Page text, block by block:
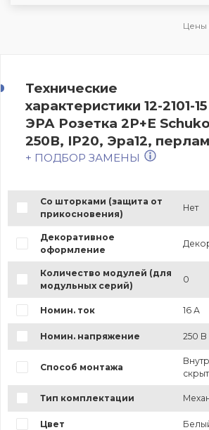
Цены
Технические
характеристики 12-2101-15
ЭРА Розетка 2P+E
250В, IP20, Эра12,
+ ПОДБОР ЗАМЕНЫ
Со шторками (защита от
прикосновения)
Нет
Декоративное
оформление
Декор
Количество модулей (для
модульных серий)
0
Номин. ток 16 А
Номин. напряжение 250 В
Способ монтажа
Тип комплектации
Цвет